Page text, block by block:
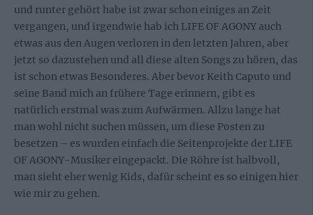
und runter gehört habe ist zwar schon einiges an Zeit
vergangen, und irgendwie hab ich LIFE OF AGONY auch
etwas aus den Augen verloren in den letzten Jahren, aber
jetzt so dazustehen und all diese alten Songs zu hören, das
ist schon etwas Besonderes. Aber bevor Keith Caputo und
seine Band mich an frühere Tage erinnern, gibt es
natürlich erstmal was zum Aufwärmen. Allzu lange hat
man wohl nicht suchen müssen, um diese Posten zu
besetzen – es wurden einfach die Seitenprojekte der LIFE
OF AGONY-Musiker eingepackt. Die Röhre ist halbvoll,
man sieht eher wenig Kids, dafür scheint es so einigen hier
wie mir zu gehen.